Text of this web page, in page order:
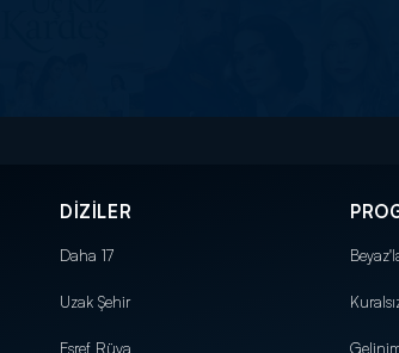
DİZİLER
Daha 17
Uzak Şehir
Eşref Rüya